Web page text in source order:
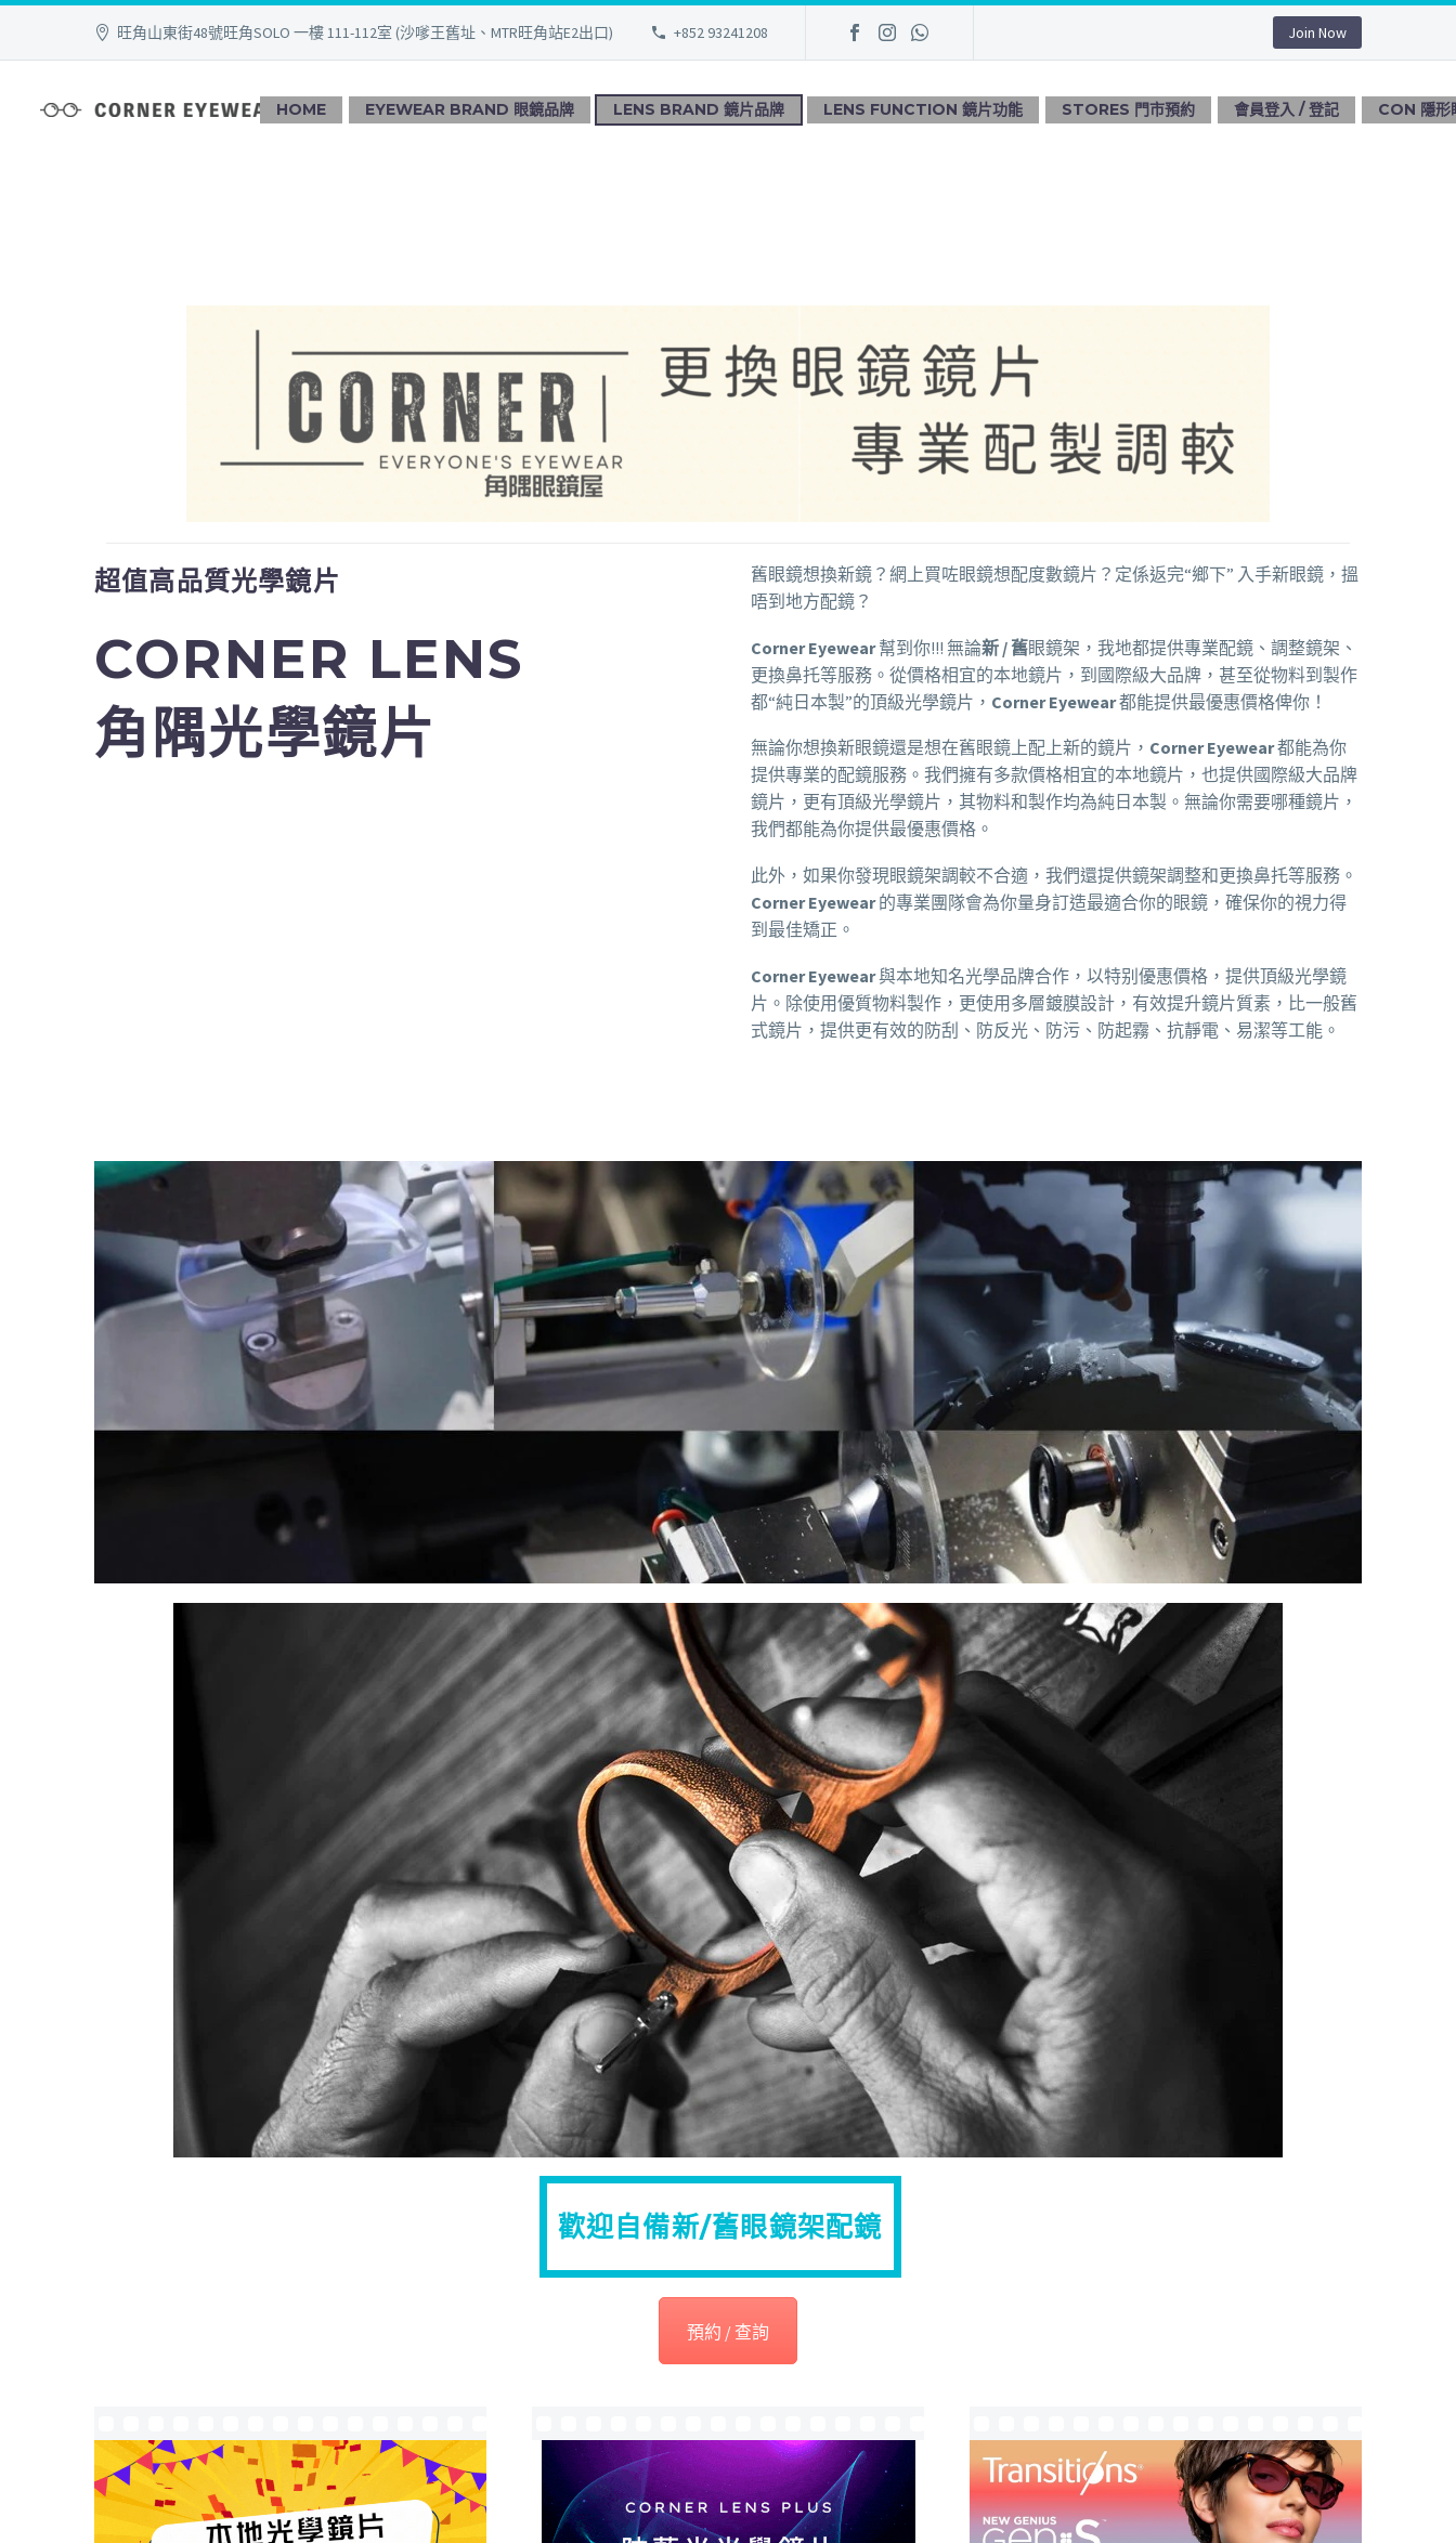
旺角山東街48號旺角SOLO 一樓 111-112室 (沙嗲王舊址、MTR旺角站E2出口) +852 93241208 Join Now
HOME EYEWEAR BRAND 眼鏡品牌 LENS BRAND 鏡片品牌 LENS FUNCTION 鏡片功能 STORES 門市預約 會員登入 / 登記 CON 隱形
超值高品質光學鏡片
CORNER LENS
角隅光學鏡片
舊眼鏡想換新鏡？網上買咗眼鏡想配度數鏡片？定係返完“鄉下” 入手新眼鏡，搵
唔到地方配鏡？
Corner Eyewear幫到你!!! 無論新 / 舊眼鏡架，我地都提供專業配鏡、調整鏡架、
更換鼻托等服務。從價格相宜的本地鏡片，到國際級大品牌，甚至從物料到製作
都“純日本製”的頂級光學鏡片， Corner Eyewear都能提供最優惠價格俾你！
無論你想換新眼鏡還是想在舊眼鏡上配上新的鏡片， Corner Eyewear都能為你
提供專業的配鏡服務。我們擁有多款價格相宜的本地鏡片，也提供國際級大品牌
鏡片，更有頂級光學鏡片，其物料和製作均為純日本製。無論你需要哪種鏡片，
我們都能為你提供最優惠價格。
此外，如果你發現眼鏡架調較不合適，我們還提供鏡架調整和更換鼻托等服務。
Corner Eyewear的專業團隊會為你量身訂造最適合你的眼鏡，確保你的視力得
到最佳矯正。
Corner Eyewear與本地知名光學品牌合作，以特别優惠價格，提供頂級光學鏡
片。除使用優質物料製作，更使用多層鍍膜設計，有效提升鏡片質素，比一般舊
式鏡片，提供更有效的防刮、防反光、防污、防起霧、抗靜電、易潔等工能。
歡迎自備新/舊眼鏡架配鏡
預約 / 查詢